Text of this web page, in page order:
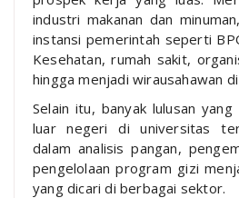
industri makanan dan
instansi pemerintah seperti
Kesehatan, rumah sakit,
hingga menjadi wirausahawan
Selain itu, banyak lulusan
luar negeri di universitas
dalam analisis pangan,
pengelolaan program gizi
yang dicari di berbagai sektor.